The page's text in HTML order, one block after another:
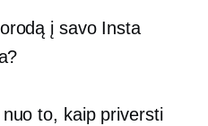
į savo Insta
to, kaip priversti